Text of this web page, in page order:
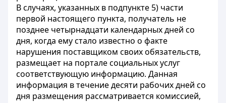
В случаях, указанных в подпункте 5) части
первой настоящего пункта, получатель не
позднее четырнадцати календарных дней со
дня, когда ему стало известно о факте
нарушения поставщиком своих обязательств,
размещает на портале социальных услуг
соответствующую информацию. Данная
информация в течение десяти рабочих дней со
дня размещения рассматривается комиссией,